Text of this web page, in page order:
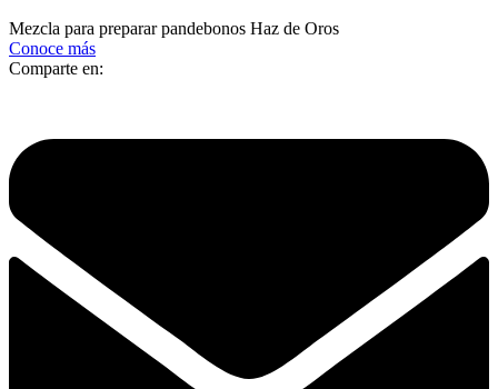
Mezcla para preparar pandebonos Haz de Oros
Conoce más
Comparte en: